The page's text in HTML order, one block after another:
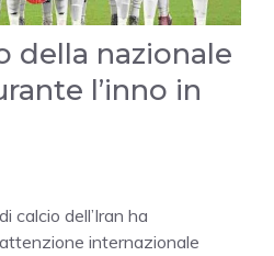
della nazionale
l’inno in
calcio dell’Iran ha
internazionale